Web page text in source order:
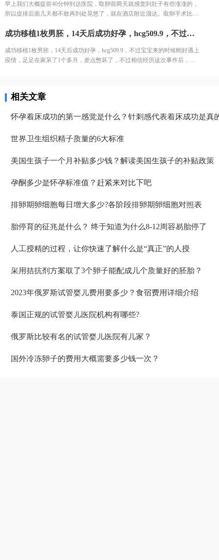
的针所以不疼，在促排监测卵泡期间，医生也会根据卵泡的生长情况，调整
用药。住的酒店离医院比较近，交通也比较便利，楼下有超市和餐厅总的来
早上我们大概提前40分钟到达医院，取卵前两天就感觉到肚子有些涨涨的，
所以促排后面几天都不敢再到处晃悠了，就在酒店附近溜达。取卵手术比较
取卵后生殖顾问交代了术后注意事项，多吃高蛋白的食物，多喝水多排尿，
我们。
成功移植1枚男胚，14天后成功好孕，hcg509.9，不过宝宝来的时候刚好遇上疫情，足足在家呆了1个多月，差点憋坏了，不过相信经历这次事件后，宝宝会更加茁壮的成长。
成功移植1枚男胚，14天后成功好孕，hcg509.9，不过宝宝来的时候刚好遇上
疫情，足足在家呆了1个多月，差点憋坏了，不过相信经历这次事件后，宝
相关文章
怀孕着床成功的第一感觉是什么？针刺感代表着床成功是真
世界卫生组织精子质量的6大标准
美国生孩子一个月补贴多少钱？解读美国生孩子的补贴政策
孕酮多少是怀孕标准值？赶紧来对比下吧
排卵期卵细胞每日增大多少?各阶段排卵期卵细胞对照表
胎停育的征兆是什么？ 终于知道为什么8-12周容易胎停了
人工授精的过程，让你快速了解什么是“真正”的人授
采用拮抗剂方案取了3个卵子能配成几个质量好的胚胎？
2023年俄罗斯试管婴儿费用要多少？食宿费用详细介绍
泰国正规的试管婴儿医院机构有哪些?
俄罗斯比较有名的试管婴儿医院有几家？
国外冷冻卵子的费用大概需要多少钱一次？